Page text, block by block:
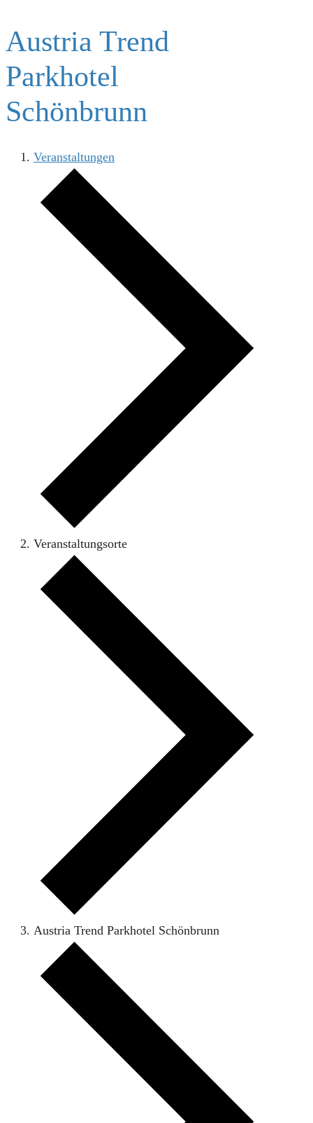
Austria Trend
Parkhotel
Schönbrunn
Veranstaltungen
Veranstaltungsorte
Austria Trend Parkhotel Schönbrunn